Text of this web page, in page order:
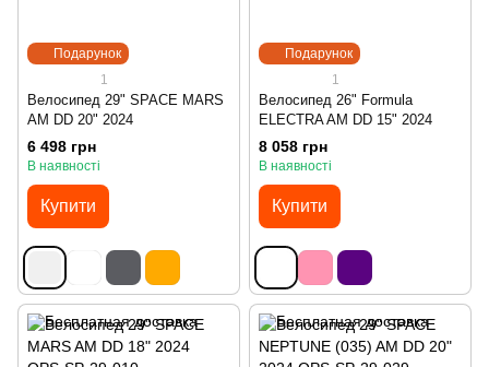
Подарунок
1
Велосипед 29" SPACE MARS
AM DD 20" 2024
6 498 грн
В наявності
Купити
Подарунок
1
Велосипед 26" Formula
ELECTRA AM DD 15" 2024
8 058 грн
В наявності
Купити